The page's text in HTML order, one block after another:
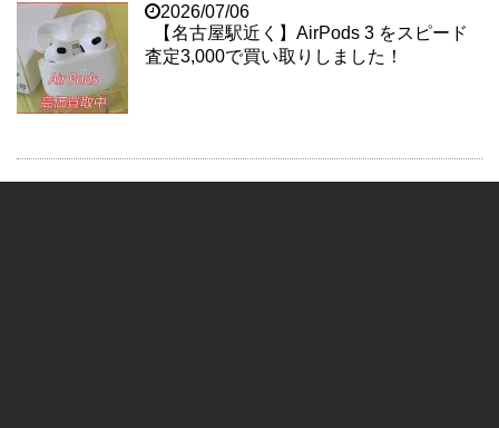
2026/07/06
【名古屋駅近く】AirPods 3 をスピード
査定3,000で買い取りしました！